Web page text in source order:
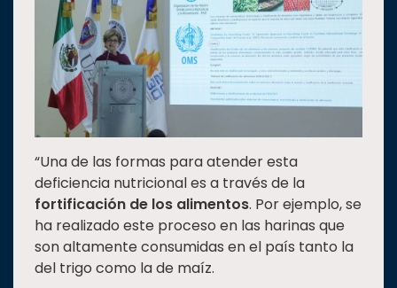
“Una de las formas para atender esta
deficiencia nutricional es a través de la
fortificación de los alimentos. Por ejemplo, se
ha realizado este proceso en las harinas que
son altamente consumidas en el país tanto la
del trigo como la de maíz.